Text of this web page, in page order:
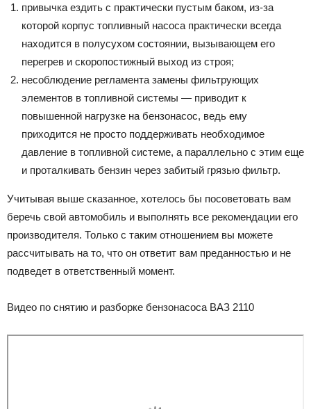
привычка ездить с практически пустым баком, из-за
которой корпус топливный насоса практически всегда
находится в полусухом состоянии, вызывающем его
перегрев и скоропостижный выход из строя;
несоблюдение регламента замены фильтрующих
элементов в топливной системы — приводит к
повышенной нагрузке на бензонасос, ведь ему
приходится не просто поддерживать необходимое
давление в топливной системе, а параллельно с этим еще
и проталкивать бензин через забитый грязью фильтр.
Учитывая выше сказанное, хотелось бы посоветовать вам
беречь свой автомобиль и выполнять все рекомендации его
производителя. Только с таким отношением вы можете
рассчитывать на то, что он ответит вам преданностью и не
подведет в ответственный момент.
Видео по снятию и разборке бензонасоса ВАЗ 2110